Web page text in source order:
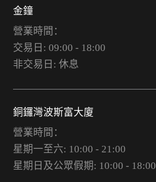
金鐘
營業時間：
交易日: 09:00 - 18:00
非交易日: 休息
銅鑼灣波斯富大廈
營業時間：
星期一至六: 10:00 - 21:00
星期日及公眾假期: 10:00 - 18:00